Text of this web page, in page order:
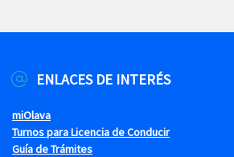
ENLACES DE INTERÉS
miOlava
Turnos para Licencia de Conducir
Guía de Trámites